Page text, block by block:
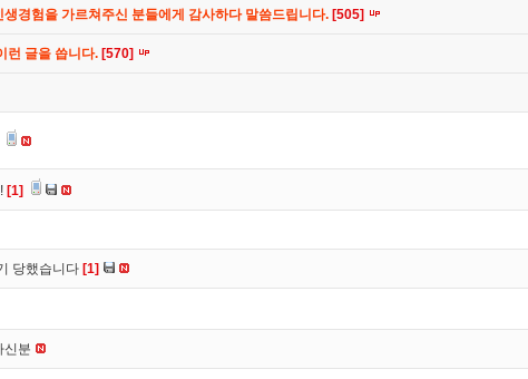
경험을 가르쳐주신 분들에게 감사하다 말씀드립니다. [505]
런 글을 씁니다. [570]
[1]
당했습니다 [1]
신분